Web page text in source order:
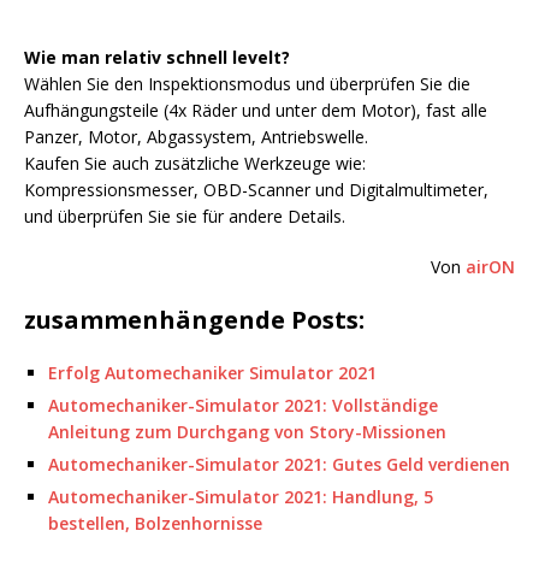
Wie man relativ schnell levelt?
Wählen Sie den Inspektionsmodus und überprüfen Sie die
Aufhängungsteile (4x Räder und unter dem Motor), fast alle
Panzer, Motor, Abgassystem, Antriebswelle.
Kaufen Sie auch zusätzliche Werkzeuge wie:
Kompressionsmesser, OBD-Scanner und Digitalmultimeter,
und überprüfen Sie sie für andere Details.
Von airON
zusammenhängende Posts:
Erfolg Automechaniker Simulator 2021
Automechaniker-Simulator 2021: Vollständige
Anleitung zum Durchgang von Story-Missionen
Automechaniker-Simulator 2021: Gutes Geld verdienen
Automechaniker-Simulator 2021: Handlung, 5
bestellen, Bolzenhornisse